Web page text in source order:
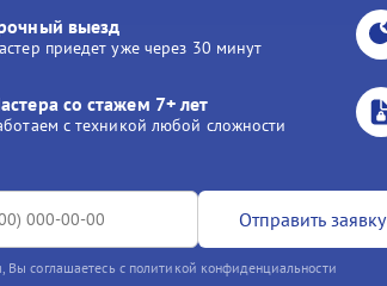
выезд
приедет уже через 30 минут
со стажем 7+ лет
с техникой любой сложности
Отправить заявку
Вы соглашаетесь с политикой конфиденциальности